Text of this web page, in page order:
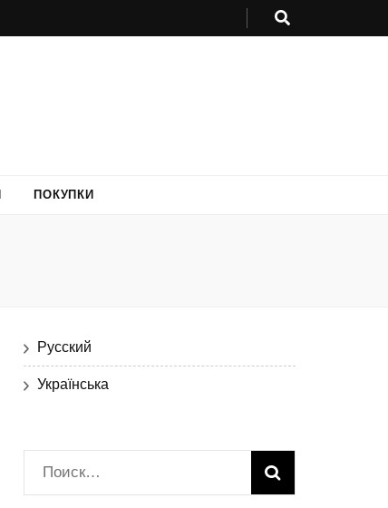
ПОКУПКИ
Русский
Українська
Найти: